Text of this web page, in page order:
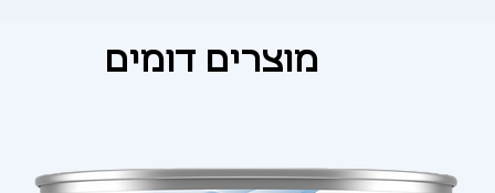
מוצרים דומים